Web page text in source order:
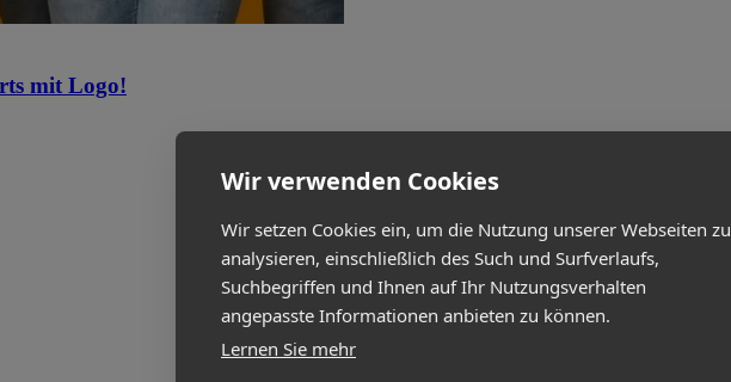
Wir verwenden Cookies
Wir setzen Cookies ein, um die Nutzung unserer Webseiten zu
analysieren, einschließlich des Such und Surfverlaufs,
Suchbegriffen und Ihnen auf Ihr Nutzungsverhalten
angepasste Informationen anbieten zu können.
Lernen Sie mehr
mit Logo!